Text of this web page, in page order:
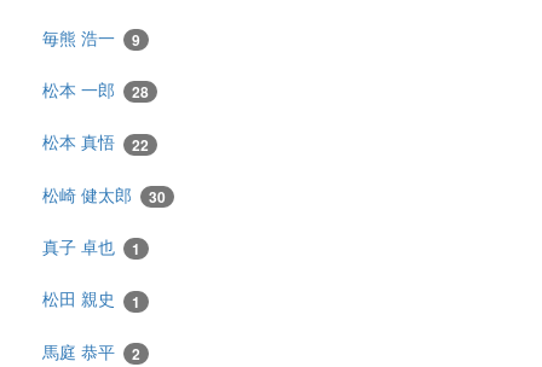
毎熊 浩一 9
松本 一郎 28
松本 真悟 22
松崎 健太郎 30
真子 卓也 1
松田 親史 1
馬庭 恭平 2